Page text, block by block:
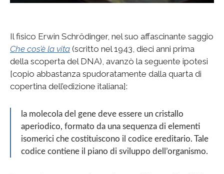
Il fisico Erwin Schrödinger, nel suo affascinante saggio
Che cos’è la vita (scritto nel 1943, dieci anni prima
della scoperta del DNA), avanzò la seguente ipotesi
[copio abbastanza spudoratamente dalla quarta di
copertina dell’edizione italiana]:
la molecola del gene deve essere un cristallo
aperiodico, formato da una sequenza di elementi
isomerici che costituiscono il codice ereditario. Tale
codice contiene il piano di sviluppo dell’organismo.